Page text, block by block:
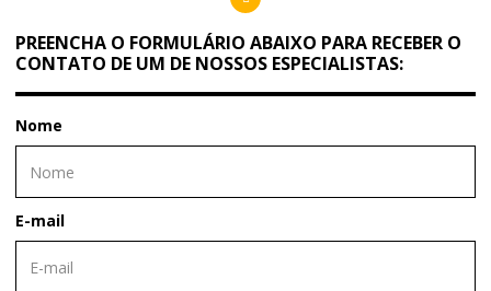
PREENCHA O FORMULÁRIO ABAIXO PARA RECEBER O
CONTATO DE UM DE NOSSOS ESPECIALISTAS:
Nome
E-mail